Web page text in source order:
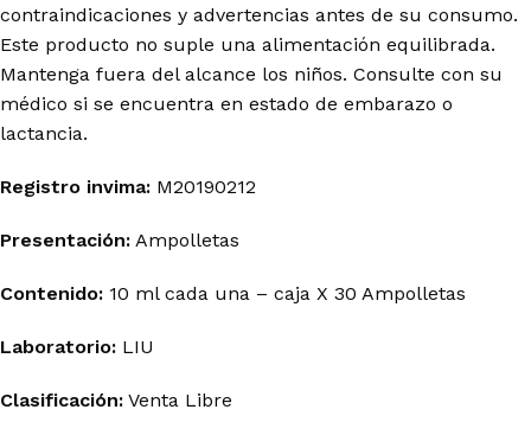
contraindicaciones y advertencias antes de su consumo.
Este producto no suple una alimentación equilibrada.
Mantenga fuera del alcance los niños. Consulte con su
médico si se encuentra en estado de embarazo o
lactancia.
Registro invima: M20190212
Presentación: Ampolletas
Contenido: 10 ml cada una – caja X 30 Ampolletas
Laboratorio: LIU
Clasificación: Venta Libre